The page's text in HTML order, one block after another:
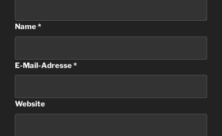
Name*
E-Mail-Adresse*
Website